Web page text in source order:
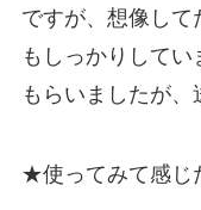
ですが、想像して
もしっかりして
もらいましたが、
★使ってみて感じ